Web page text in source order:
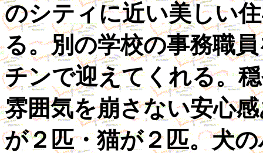
のシティに近い美しい
る。別の学校の事務職
チンで迎えてくれる。
雰囲気を崩さない安心
が２匹・猫が２匹。犬